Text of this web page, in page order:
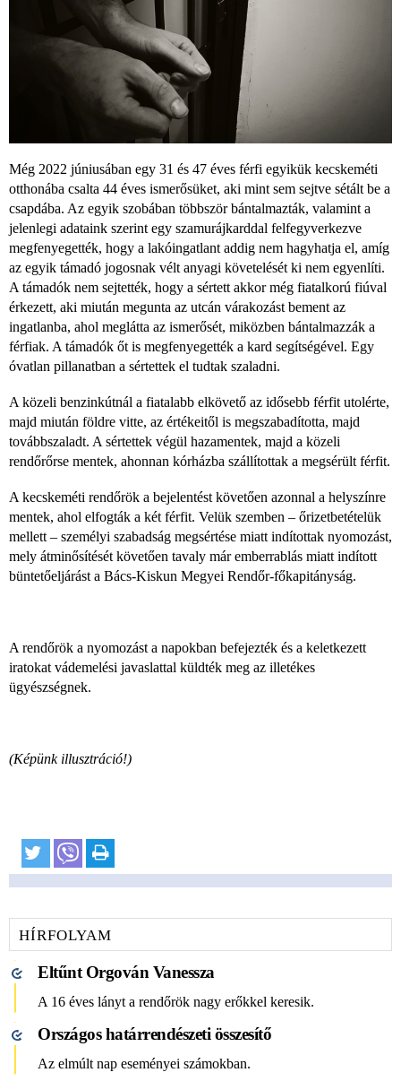
Még 2022 júniusában egy 31 és 47 éves férfi egyikük kecskeméti
otthonába csalta 44 éves ismerősüket, aki mint sem sejtve sétált be a
csapdába. Az egyik szobában többször bántalmazták, valamint a
jelenlegi adataink szerint egy szamurájkarddal felfegyverkezve
megfenyegették, hogy a lakóingatlant addig nem hagyhatja el, amíg
az egyik támadó jogosnak vélt anyagi követelését ki nem egyenlíti.
A támadók nem sejtették, hogy a sértett akkor még fiatalkorú fiúval
érkezett, aki miután megunta az utcán várakozást bement az
ingatlanba, ahol meglátta az ismerősét, miközben bántalmazzák a
férfiak. A támadók őt is megfenyegették a kard segítségével. Egy
óvatlan pillanatban a sértettek el tudtak szaladni.
A közeli benzinkútnál a fiatalabb elkövető az idősebb férfit utolérte,
majd miután földre vitte, az értékeitől is megszabadította, majd
továbbszaladt. A sértettek végül hazamentek, majd a közeli
rendőrőrse mentek, ahonnan kórházba szállítottak a megsérült férfit.
A kecskeméti rendőrök a bejelentést követően azonnal a helyszínre
mentek, ahol elfogták a két férfit. Velük szemben – őrizetbetételük
mellett – személyi szabadság megsértése miatt indítottak nyomozást,
mely átminősítését követően tavaly már emberrablás miatt indított
büntetőeljárást a Bács-Kiskun Megyei Rendőr-főkapitányság.
A rendőrök a nyomozást a napokban befejezték és a keletkezett
iratokat vádemelési javaslattal küldték meg az illetékes
ügyészségnek.
(Képünk illusztráció!)
HÍRFOLYAM
Eltűnt Orgován Vanessza
A 16 éves lányt a rendőrök nagy erőkkel keresik.
Országos határrendészeti összesítő
Az elmúlt nap eseményei számokban.